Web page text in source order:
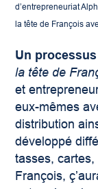
d’entrepreneuriat
la tête de François
Un
la tête de
et
eux-mêmes
distribution
développé
tasses,
François,